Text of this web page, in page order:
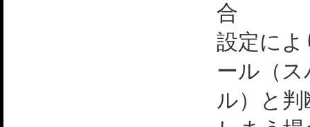
合
設定に
ール（
ル）と